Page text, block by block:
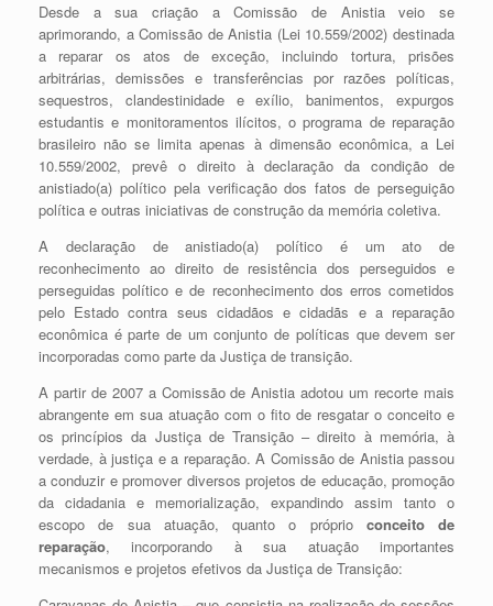
Desde a sua criação a Comissão de Anistia veio se
aprimorando, a Comissão de Anistia (Lei 10.559/2002) destinada
a reparar os atos de exceção, incluindo tortura, prisões
arbitrárias, demissões e transferências por razões políticas,
sequestros, clandestinidade e exílio, banimentos, expurgos
estudantis e monitoramentos ilícitos, o programa de reparação
brasileiro não se limita apenas à dimensão econômica, a Lei
10.559/2002, prevê o direito à declaração da condição de
anistiado(a) político pela verificação dos fatos de perseguição
política e outras iniciativas de construção da memória coletiva.
A declaração de anistiado(a) político é um ato de
reconhecimento ao direito de resistência dos perseguidos e
perseguidas político e de reconhecimento dos erros cometidos
pelo Estado contra seus cidadãos e cidadãs e a reparação
econômica é parte de um conjunto de políticas que devem ser
incorporadas como parte da Justiça de transição.
A partir de 2007 a Comissão de Anistia adotou um recorte mais
abrangente em sua atuação com o fito de resgatar o conceito e
os princípios da Justiça de Transição – direito à memória, à
verdade, à justiça e a reparação. A Comissão de Anistia passou
a conduzir e promover diversos projetos de educação, promoção
da cidadania e memorialização, expandindo assim tanto o
escopo de sua atuação, quanto o próprio conceito de
reparação, incorporando à sua atuação importantes
mecanismos e projetos efetivos da Justiça de Transição: